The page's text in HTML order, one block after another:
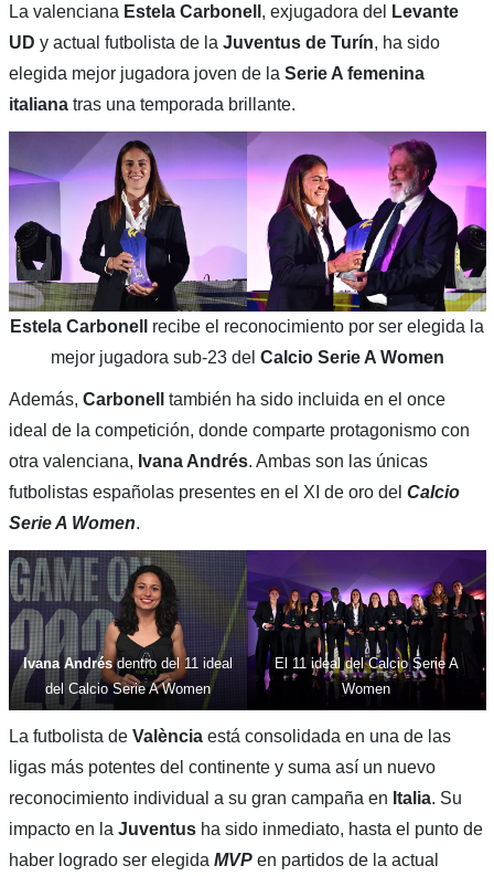
La valenciana Estela Carbonell , exjugadora del
Levante
UD y actual futbolista de la Juventus de Turín, ha sido
elegida mejor jugadora joven de la Serie A femenina
italianatras una temporada brillante.
Estela Carbonell recibe el reconocimiento por ser elegida la
mejor jugadora sub-23 del Calcio Serie A Women
Además, Carbonell
también ha sido incluida en el once
ideal de la competición, donde comparte protagonismo con
otra valenciana, Ivana Andrés. Ambas son las únicas
futbolistas españolas presentes en el XI de oro del Calcio
Serie A Women.
Ivana Andrésdentro del 11 ideal
del Calcio Serie A Women
El 11 ideal del Calcio Serie A
Women
La futbolista de Valènciaestá consolidada en una de las
ligas más potentes del continente y suma así un nuevo
reconocimiento individual a su gran campaña en Italia. Su
impacto en la Juventusha sido inmediato, hasta el punto de
haber logrado ser elegida MVPen partidos de la actual